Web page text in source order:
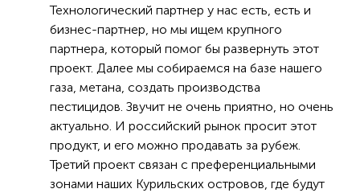
Технологический партнер у нас есть, есть и
бизнес-партнер, но мы ищем крупного
партнера, который помог бы развернуть этот
проект. Далее мы собираемся на базе нашего
газа, метана, создать производства
пестицидов. Звучит не очень приятно, но очень
актуально. И российский рынок просит этот
продукт, и его можно продавать за рубеж.
Третий проект связан с преференциальными
зонами наших Курильских островов, где будут